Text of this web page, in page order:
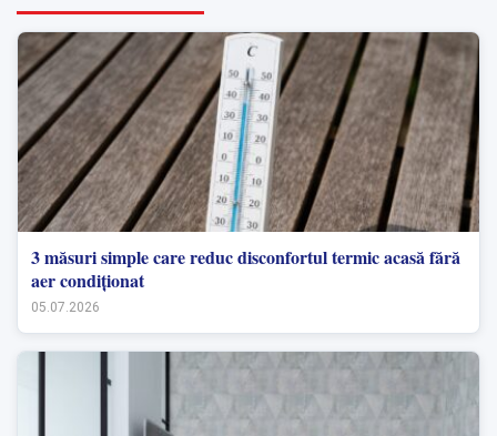
3 măsuri simple care reduc disconfortul termic acasă fără
aer condiționat
05.07.2026